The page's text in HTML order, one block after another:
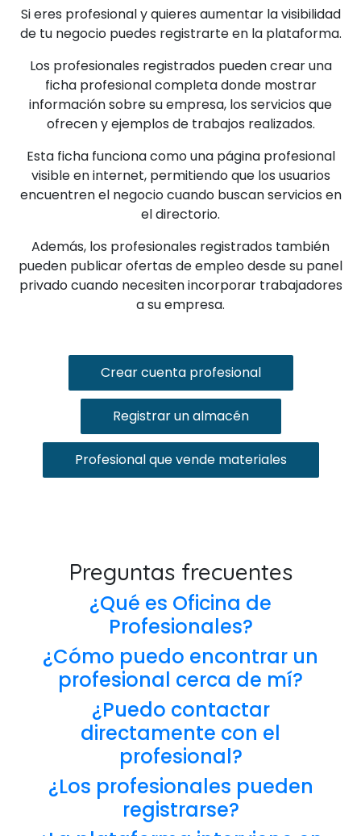
Si eres profesional y quieres aumentar la visibilidad
de tu negocio puedes registrarte en la plataforma.
Los profesionales registrados pueden crear una
ficha profesional completa donde mostrar
información sobre su empresa, los servicios que
ofrecen y ejemplos de trabajos realizados.
Esta ficha funciona como una página profesional
visible en internet, permitiendo que los usuarios
encuentren el negocio cuando buscan servicios en
el directorio.
Además, los profesionales registrados también
pueden publicar ofertas de empleo desde su panel
privado cuando necesiten incorporar trabajadores
a su empresa.
Crear cuenta profesional
Registrar un almacén
Profesional que vende materiales
Preguntas frecuentes
¿Qué es Oficina de
Profesionales?
¿Cómo puedo encontrar un
profesional cerca de mí?
¿Puedo contactar
directamente con el
profesional?
¿Los profesionales pueden
registrarse?